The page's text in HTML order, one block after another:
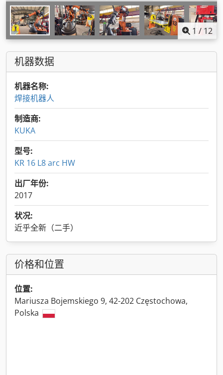
1 / 12
机器数据
机器名称:
焊接机器人
制造商:
KUKA
型号:
KR 16 L8 arc HW
出厂年份:
2017
状况:
近乎全新（二手）
价格和位置
位置:
Mariusza Bojemskiego 9, 42-202 Częstochowa,
Polska